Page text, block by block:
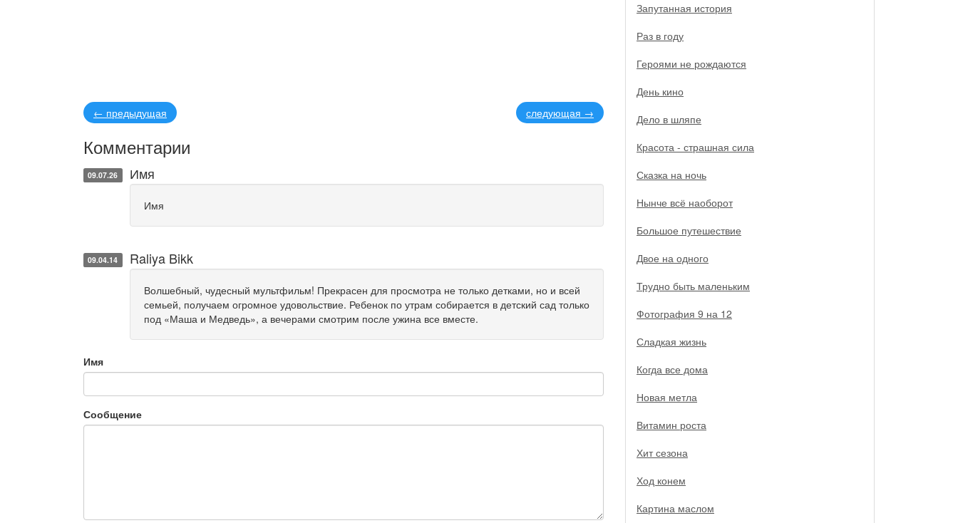
← предыдущая следующая →
Комментарии
09.07.26 Имя
Имя
09.04.14 Raliya Bikk
Волшебный, чудесный мультфильм! Прекрасен для просмотра не только детками, но и всей
семьей, получаем огромное удовольствие. Ребенок по утрам собирается в детский сад только
под «Маша и Медведь», а вечерами смотрим после ужина все вместе.
Имя
Сообщение
Запутанная история
Раз в году
Героями не рождаются
День кино
Дело в шляпе
Красота - страшная сила
Сказка на ночь
Нынче всё наоборот
Большое путешествие
Двое на одного
Трудно быть маленьким
Фотография 9 на 12
Сладкая жизнь
Когда все дома
Новая метла
Витамин роста
Хит сезона
Ход конем
Картина маслом